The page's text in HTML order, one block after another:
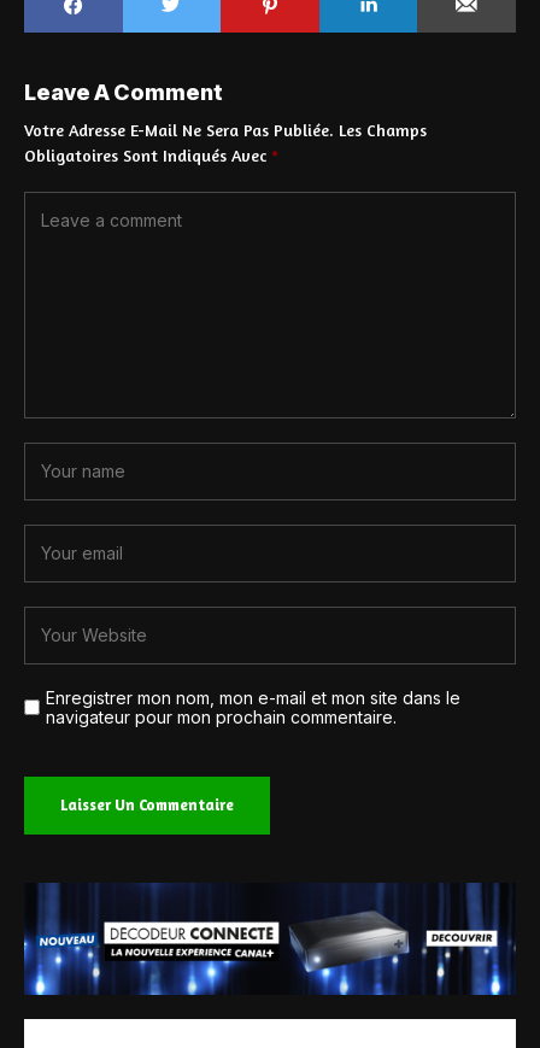
Leave A Comment
Votre Adresse E-Mail Ne Sera Pas Publiée. Les Champs
Obligatoires Sont Indiqués Avec *
Enregistrer mon nom, mon e-mail et mon site dans le
navigateur pour mon prochain commentaire.